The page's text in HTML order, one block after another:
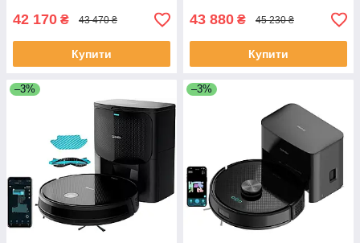
42 170 ₴ 43 470 ₴
Купити
43 880 ₴ 45 230 ₴
Купити
–3% –3%